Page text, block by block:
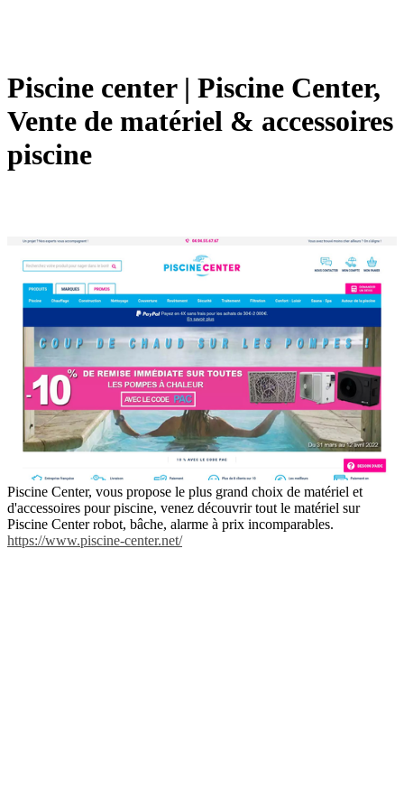
Piscine center | Piscine Center,
Vente de matériel & accessoires
piscine
Piscine Center, vous propose le plus grand choix de matériel et
d'accessoires pour piscine, venez découvrir tout le matériel sur
Piscine Center robot, bâche, alarme à prix incomparables.
https://www.piscine-center.net/